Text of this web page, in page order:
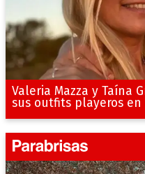
Valeria Mazza y Taína
sus outfits playeros